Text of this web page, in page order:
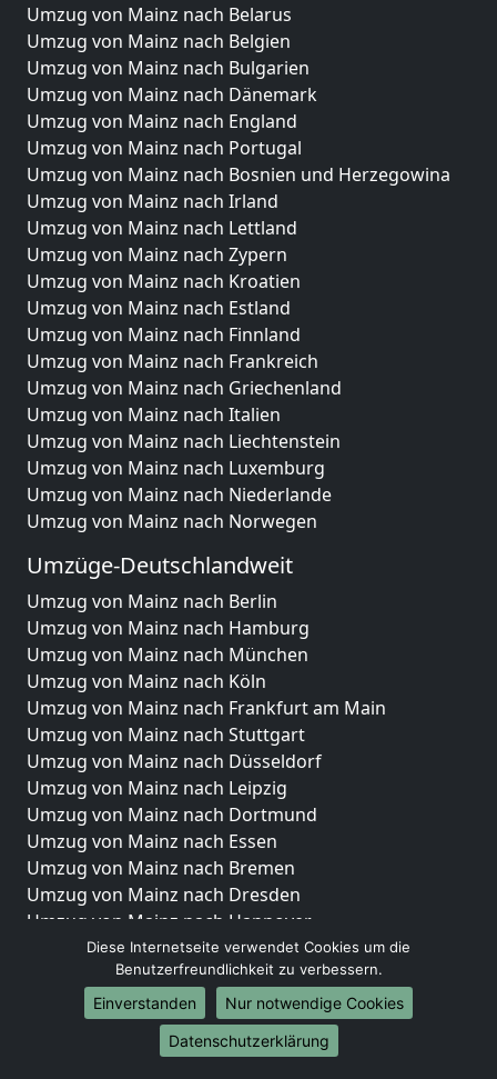
Umzug von Mainz nach Belarus
Umzug von Mainz nach Belgien
Umzug von Mainz nach Bulgarien
Umzug von Mainz nach Dänemark
Umzug von Mainz nach England
Umzug von Mainz nach Portugal
Umzug von Mainz nach Bosnien und Herzegowina
Umzug von Mainz nach Irland
Umzug von Mainz nach Lettland
Umzug von Mainz nach Zypern
Umzug von Mainz nach Kroatien
Umzug von Mainz nach Estland
Umzug von Mainz nach Finnland
Umzug von Mainz nach Frankreich
Umzug von Mainz nach Griechenland
Umzug von Mainz nach Italien
Umzug von Mainz nach Liechtenstein
Umzug von Mainz nach Luxemburg
Umzug von Mainz nach Niederlande
Umzug von Mainz nach Norwegen
Umzüge-Deutschlandweit
Umzug von Mainz nach Berlin
Umzug von Mainz nach Hamburg
Umzug von Mainz nach München
Umzug von Mainz nach Köln
Umzug von Mainz nach Frankfurt am Main
Umzug von Mainz nach Stuttgart
Umzug von Mainz nach Düsseldorf
Umzug von Mainz nach Leipzig
Umzug von Mainz nach Dortmund
Umzug von Mainz nach Essen
Umzug von Mainz nach Bremen
Umzug von Mainz nach Dresden
Umzug von Mainz nach Hannover
Umzug von Mainz nach Nürnberg
Umzug von Mainz nach Duisburg
Umzug von Mainz nach Bochum
Umzug von Mainz nach Wuppertal
Umzug von Mainz nach Bielefeld
Diese Internetseite verwendet Cookies um die
Benutzerfreundlichkeit zu verbessern.
Einverstanden
Nur notwendige Cookies
Datenschutzerklärung